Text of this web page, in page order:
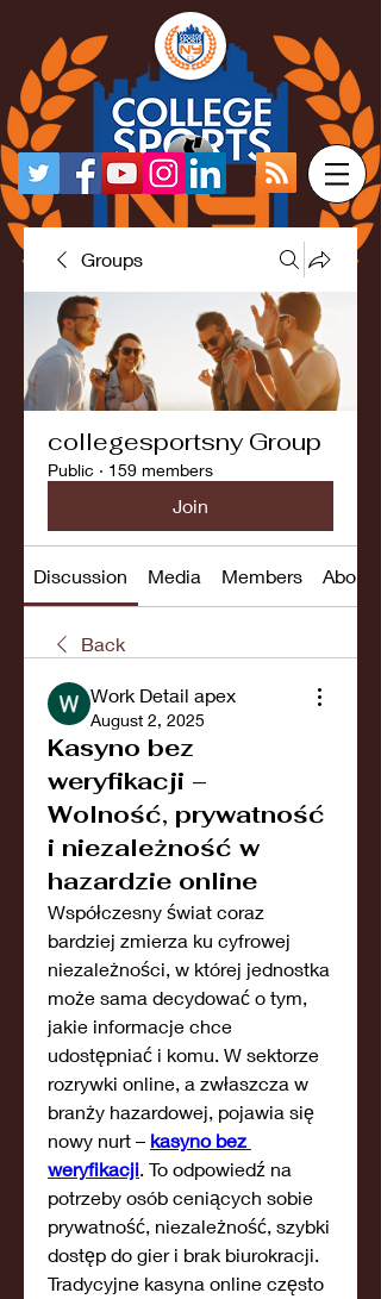
Groups
collegesportsny Group
Public · 159 members
Join
Discussion Media Members About
Back
Work Detail apex
August 2, 2025
Kasyno bez
weryfikacji –
Wolność, prywatność
i niezależność w
hazardzie online
Współczesny świat coraz
bardziej zmierza ku cyfrowej
niezależności, w której jednostka
może sama decydować o tym,
jakie informacje chce
udostępniać i komu. W sektorze
rozrywki online, a zwłaszcza w
branży hazardowej, pojawia się
nowy nurt – kasyno bez
weryfikacji. To odpowiedź na
potrzeby osób ceniących sobie
prywatność, niezależność, szybki
dostęp do gier i brak biurokracji.
Tradycyjne kasyna online często